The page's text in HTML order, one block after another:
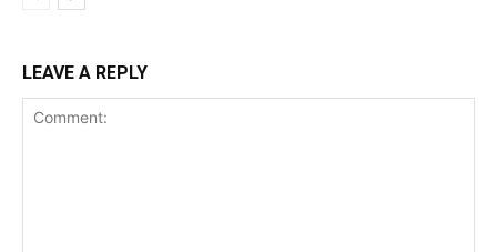
LEAVE A REPLY